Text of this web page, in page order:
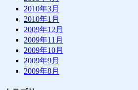
2010年3月
2010年1月
2009年12月
2009年11月
2009年10月
2009年9月
2009年8月